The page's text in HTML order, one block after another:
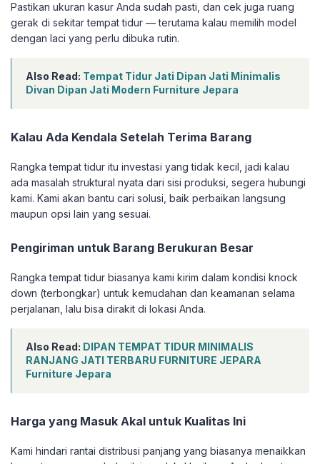
Pastikan ukuran kasur Anda sudah pasti, dan cek juga ruang
gerak di sekitar tempat tidur — terutama kalau memilih model
dengan laci yang perlu dibuka rutin.
Also Read: Tempat Tidur Jati Dipan Jati Minimalis
Divan Dipan Jati Modern Furniture Jepara
Kalau Ada Kendala Setelah Terima Barang
Rangka tempat tidur itu investasi yang tidak kecil, jadi kalau
ada masalah struktural nyata dari sisi produksi, segera hubungi
kami. Kami akan bantu cari solusi, baik perbaikan langsung
maupun opsi lain yang sesuai.
Pengiriman untuk Barang Berukuran Besar
Rangka tempat tidur biasanya kami kirim dalam kondisi knock
down (terbongkar) untuk kemudahan dan keamanan selama
perjalanan, lalu bisa dirakit di lokasi Anda.
Also Read: DIPAN TEMPAT TIDUR MINIMALIS
RANJANG JATI TERBARU FURNITURE JEPARA
Furniture Jepara
Harga yang Masuk Akal untuk Kualitas Ini
Kami hindari rantai distribusi panjang yang biasanya menaikkan